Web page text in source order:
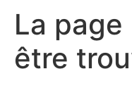
La
être